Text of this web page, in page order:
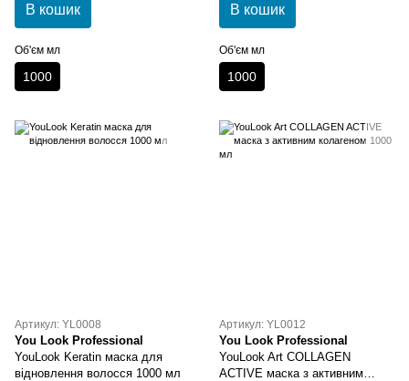
В кошик
Об'єм мл
1000
В кошик
Об'єм мл
1000
Артикул: YL0008
You Look Professional
YouLook Keratin маска для
відновлення волосся 1000 мл
Артикул: YL0012
You Look Professional
YouLook Art COLLAGEN
ACTIVE маска з активним